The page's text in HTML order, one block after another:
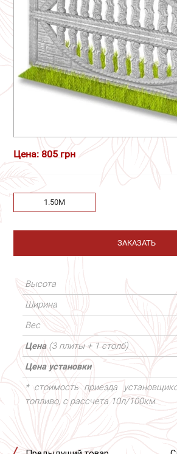
Цена: 805 грн
1.50М
ЗАКАЗАТЬ
Высота
Ширина
Вес
Цена (3 плиты + 1 столб)
Цена установки
* стоимость приезда
топливо, с рассчета 10л/100км